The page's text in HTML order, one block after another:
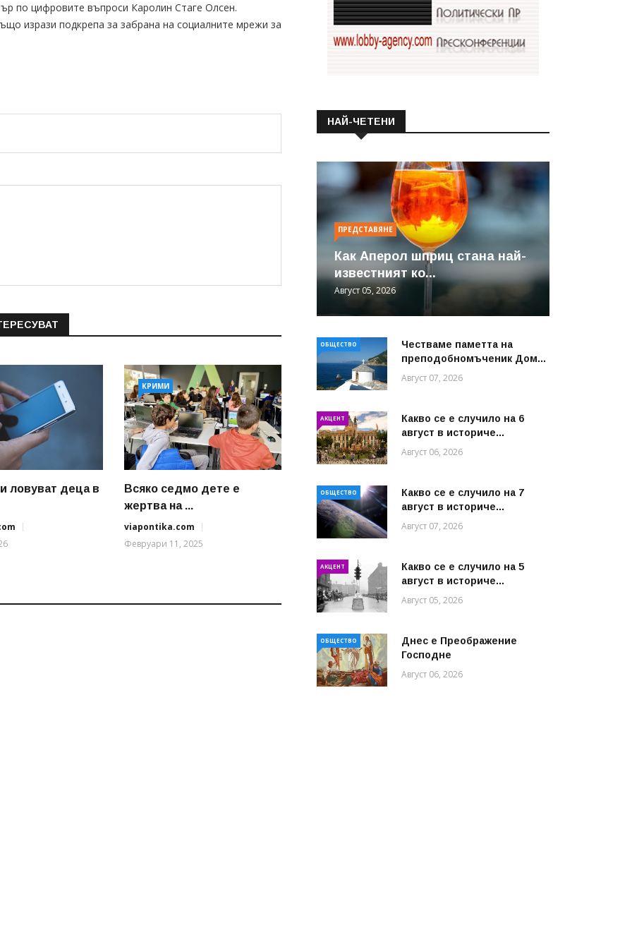
по цифровите въпроси Каролин Стаге Олсен.
изрази подкрепа за забрана на социалните мрежи за
ловуват деца в
КРИМИ
Всяко седмо дете е
жертва на ...
viapontika.com
Февруари 11, 2025
НАЙ-ЧЕТЕНИ
ПРЕДСТАВЯНЕ
Как Аперол шприц стана най-
известният ко...
Август 05, 2026
ОБЩЕСТВО
Честваме паметта на
преподобномъченик Дом...
Август 07, 2026
АКЦЕНТ
Какво се е случило на 6
август в историче...
Август 06, 2026
ОБЩЕСТВО
Какво се е случило на 7
август в историче...
Август 07, 2026
АКЦЕНТ
Какво се е случило на 5
август в историче...
Август 05, 2026
ОБЩЕСТВО
Днес е Преображение
Господне
Август 06, 2026